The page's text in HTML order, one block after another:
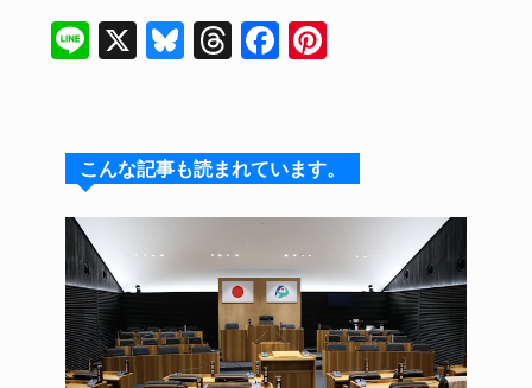
Li
n
X Bl
u
s
k
y
T
hr
a
d
s
F
a
e
b
o
o
k
re
st
こんな記事も読まれています。